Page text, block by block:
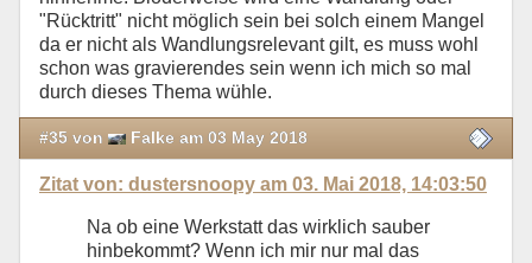
"Rücktritt" nicht möglich sein bei solch einem Mangel
da er nicht als Wandlungsrelevant gilt, es muss wohl
schon was gravierendes sein wenn ich mich so mal
durch dieses Thema wühle.
#35 von Falke am 03 May 2018
Zitat von: dustersnoopy am 03. Mai 2018, 14:03:50
Na ob eine Werkstatt das wirklich sauber
hinbekommt? Wenn ich mir nur mal das